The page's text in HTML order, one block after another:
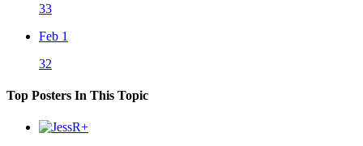
33
Feb 1
32
Top Posters In This Topic